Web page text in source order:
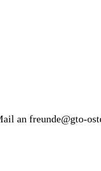
an freunde@gto-